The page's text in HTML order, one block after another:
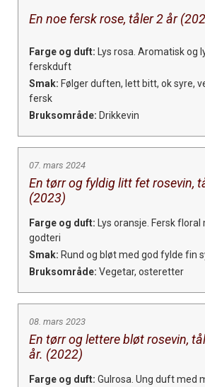
En noe fersk rose, tåler 2 år
Farge og duft: Lys rosa. Aromatisk og
ferskduft
Smak: Følger duften, lett bitt, ok syre,
fersk
Bruksområde: Drikkevin
07. mars 2024
En tørr og fyldig litt fet rosevin,
(2023)
Farge og duft: Lys oransje. Fersk
godteri
Smak: Rund og bløt med god fylde fin
Bruksområde: Vegetar, osteretter
08. mars 2023
En tørr og lettere bløt rosevin,
år. (2022)
Farge og duft: Gulrosa. Ung duft med